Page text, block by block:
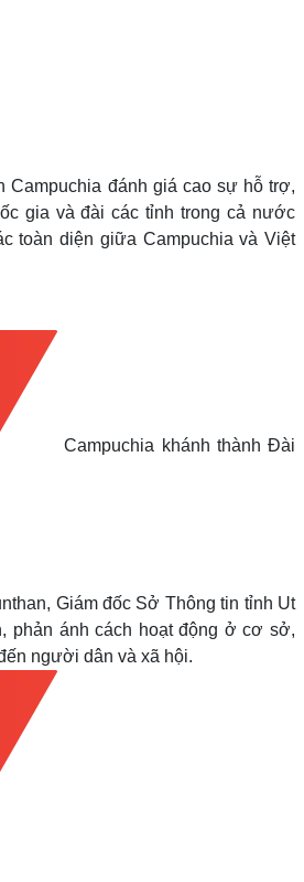
Campuchia đánh giá cao sự hỗ trợ,
gia và đài các tỉnh trong cả nước
toàn diện giữa Campuchia và Việt
Campuchia khánh thành Đài
Giám đốc Sở Thông tin tỉnh Ut
phản ánh cách hoạt động ở cơ sở,
người dân và xã hội.